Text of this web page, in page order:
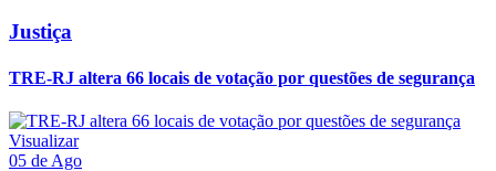
Justiça
TRE-RJ altera 66 locais de votação por questões de segurança
Visualizar
05 de Ago